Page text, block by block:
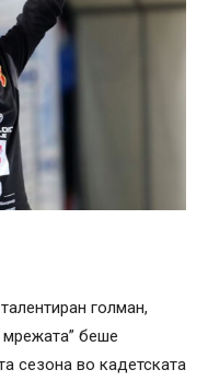
голман,
мрежата” беше
сезона во кадетската